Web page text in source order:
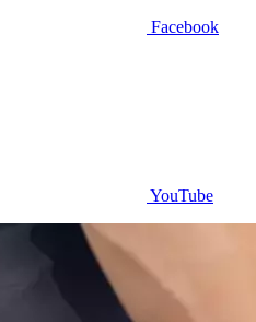
Facebook
YouTube